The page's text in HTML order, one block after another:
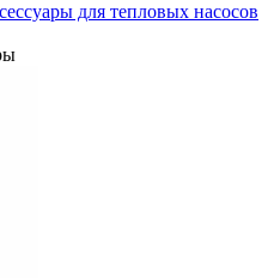
для тепловых насосов